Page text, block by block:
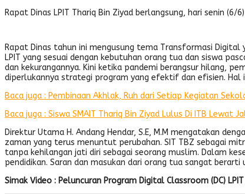
Rapat Dinas LPIT Thariq Bin Ziyad berlangsung, hari senin
Rapat Dinas tahun ini mengusung tema Transformasi
LPIT yang sesuai dengan kebutuhan orang tua dan siswa
dan kekurangannya. Kini ketika pandemi berangsur hilang,
diperlukannya strategi program yang efektif dan efisien. Hal
Baca juga : Pembinaan Akhlak, Ruh dari Setiap Kegiatan
Baca juga : Siswa SMAIT Thariq Bin Ziyad Lulus Di ITB Lewat
Direktur Utama H. Andang Hendar, S.E, M.M mengatakan
zaman yang terus menuntut perubahan. SIT TBZ sebagai
tanpa kehilangan jati diri sebagai seorang muslim. Dalam
pendidikan. Saran dan masukan dari orang tua sangat berarti
Simak Video : Peluncuran Program Digital Classroom (DC)